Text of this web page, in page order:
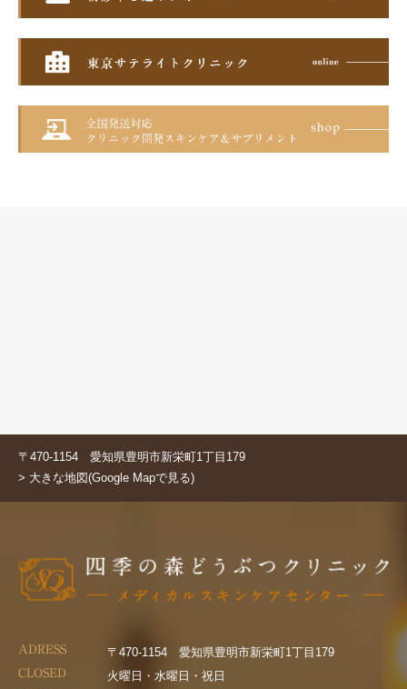
〒470-1154 愛知県豊明市新栄町1丁目179
> 大きな地図(Google Mapで見る)
ADRESS 〒470-1154 愛知県豊明市新栄町1丁目179
CLOSED 火曜日・水曜日・祝日